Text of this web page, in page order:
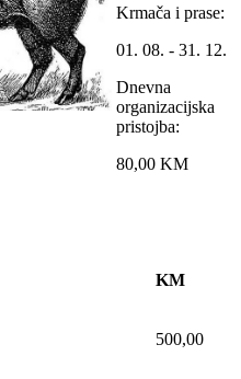
Krmača i prase:
01. 08. - 31. 12.
Dnevna
organizacijska
pristojba:
80,00 KM
KM
500,00